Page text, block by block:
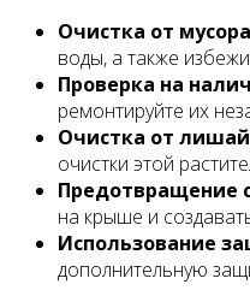
Очистка от
воды, а также
Проверка на
ремонтируйте их
Очистка от
очистки этой
Предотвращение
на крыше и
Использование
дополнительную